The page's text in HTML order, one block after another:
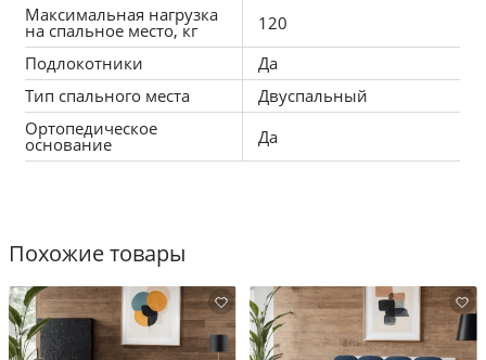
Максимальная нагрузка
на спальное место, кг
120
Подлокотники
Да
Тип спального места
Двуспальный
Ортопедическое
основание Да
Похожие товары